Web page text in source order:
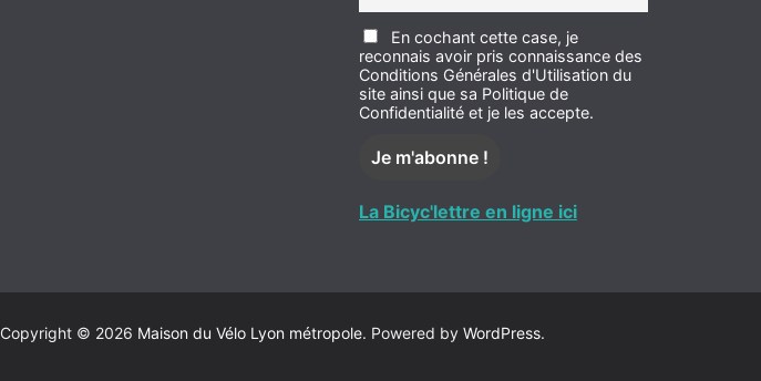
En cochant cette case, je
reconnais avoir pris connaissance des
Conditions Générales d'Utilisation du
site ainsi que sa Politique de
Confidentialité et je les accepte.
La Bicyc'lettre en ligne ici
Copyright © 2026 Maison du Vélo Lyon métropole. Powered by WordPress.